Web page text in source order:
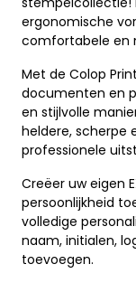
ergonomische
comfortabele en
Met de Colop
documenten en
en stijlvolle
heldere, scherpe
professionele
Creëer uw eigen
persoonlijkheid
volledige
naam, initialen,
toevoegen.